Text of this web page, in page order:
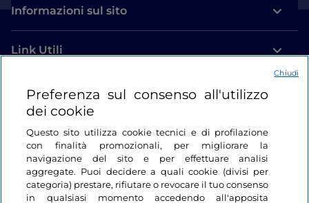
Informazioni sul sito
Link Utili
Login
Restiamo in contatto
Preferenza sul consenso all'utilizzo
dei cookie
Questo sito utilizza cookie tecnici e di profilazione
con finalità promozionali, per migliorare la
navigazione del sito e per effettuare analisi
aggregate. Puoi decidere a quali cookie (divisi per
categoria) prestare, rifiutare o revocare il tuo consenso
in qualsiasi momento accedendo all'apposita
Chiudi